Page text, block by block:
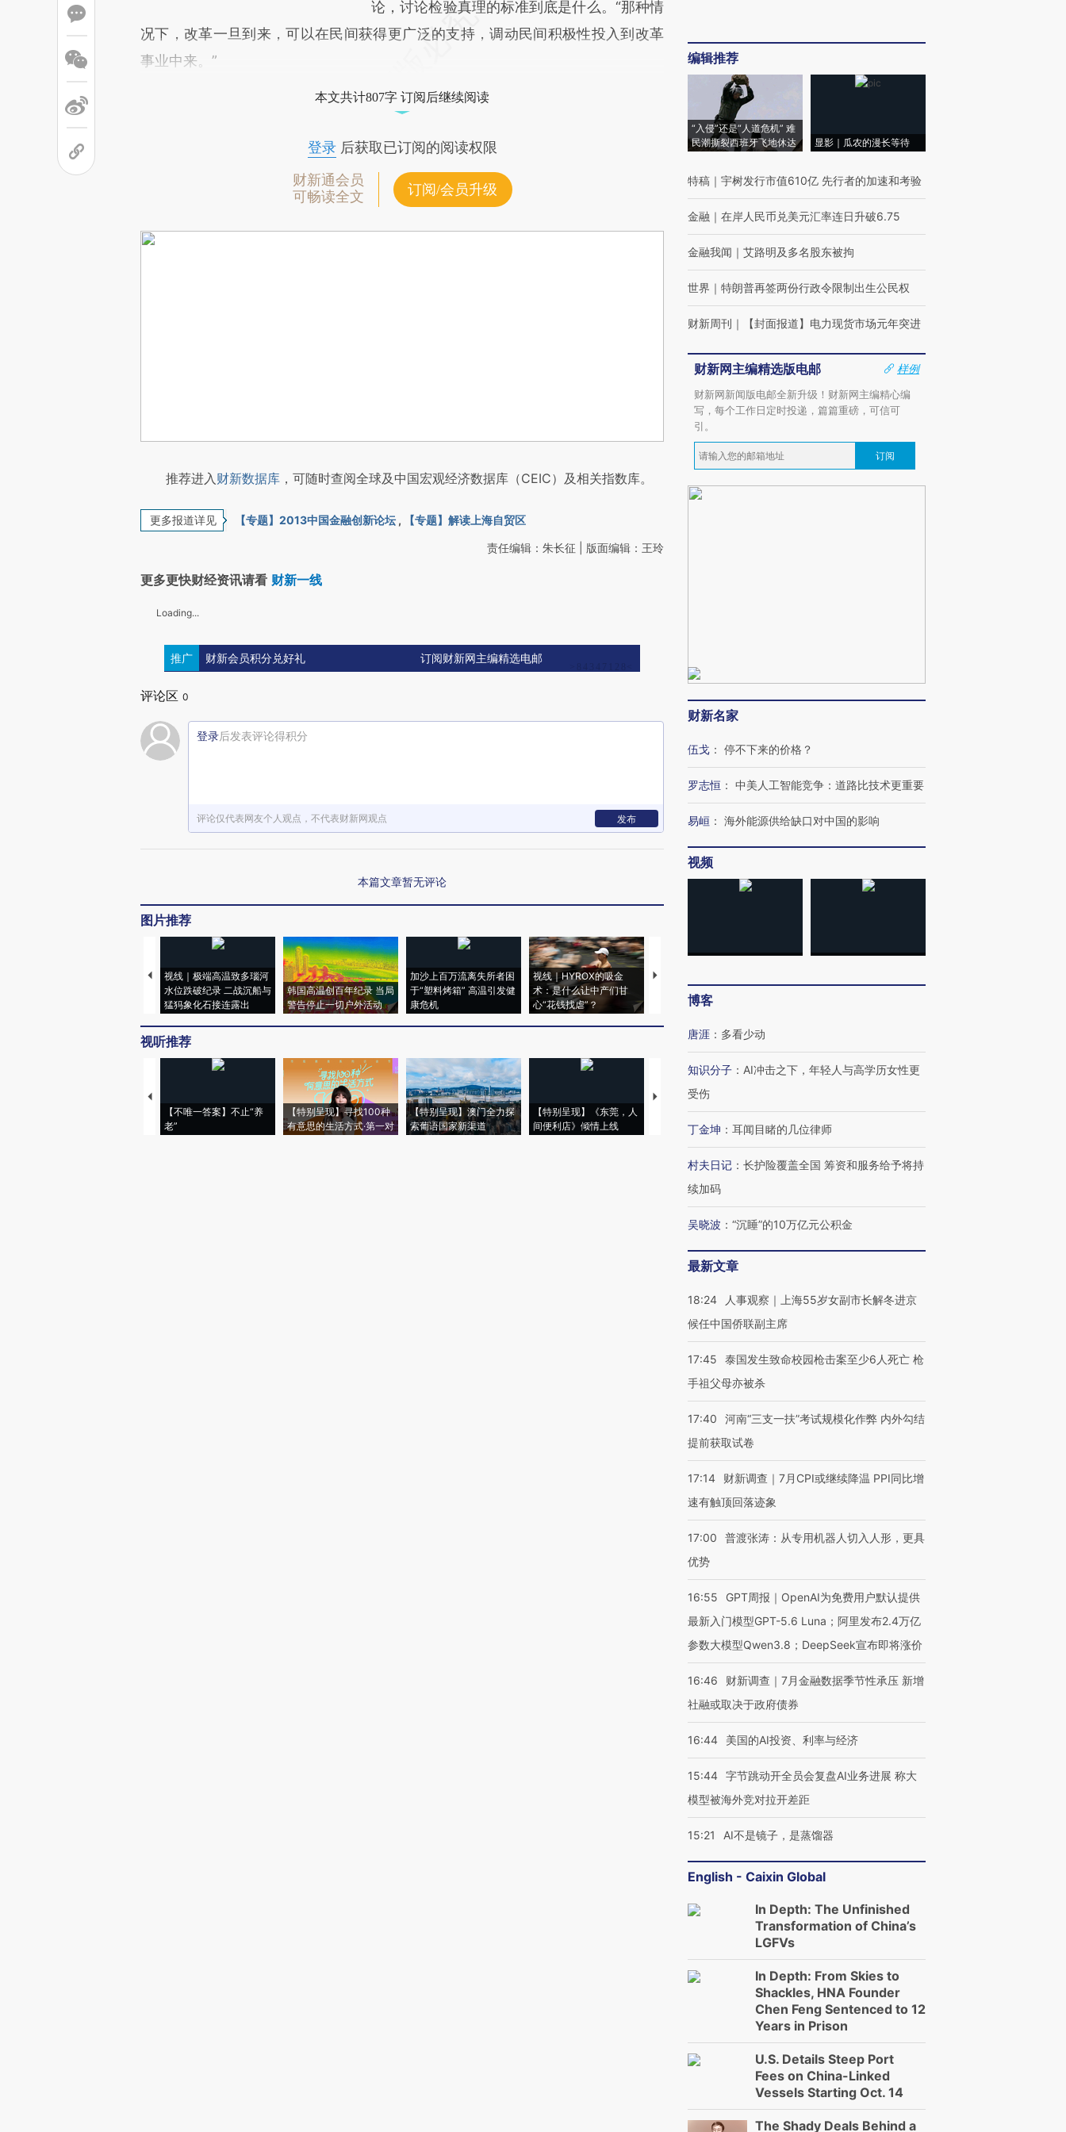
论，讨论检验真理的标准到底是什么。“那种情
况下，改革一旦到来，可以在民间获得更广泛的支持，调动民间积极性投入到改革
事业中来。”
本文共计807字 订阅后继续阅读
登录后获取已订阅的阅读权限
财新通会员
可畅读全文
订阅/会员升级
推荐进入财新数据库 ，可随时查阅全球及中国宏观经济数据库（CEIC）及相关指数库。
更多报道详见 【专题】2013中国金融创新论坛 , 【专题】解读上海自贸区
责任编辑：朱长征 | 版面编辑：王玲
更多更快财经资讯请看 财新一线
Loading...
推广 财新会员积分兑好礼 订阅财新网主编精选电邮
评论区 0
登录后发表评论得积分
评论仅代表网友个人观点，不代表财新网观点 发布
本篇文章暂无评论
图片推荐
视线｜极端高温致多瑙河
水位跌破纪录 二战沉船与
猛犸象化石接连露出
韩国高温创百年纪录 当局
警告停止一切户外活动
加沙上百万流离失所者困
于“塑料烤箱” 高温引发健
康危机
视线｜HYROX的吸金
术：是什么让中产们甘
心“花钱找虐”？
马航飞行员跨国走私7万
粒摇头丸 尿检体内含3种
视听推荐
【不唯一答案】不止“养
老”
【特别呈现】寻找100种
有意思的生活方式·第一对
【特别呈现】澳门全力探
索葡语国家新渠道
【特别呈现】《东莞，人
间便利店》倾情上线
【推广】走进第四届链博
会，让数智科技“链”接产
【特别呈现】寻找100种
有意思的生活方式·第三对
CFO：不靠规模取胜，华
编辑推荐
“入侵”还是“人道危机” 难
民潮撕裂西班牙飞地休达
显影｜瓜农的漫长等待
特稿 ｜ 宇树发行市值610亿 先行者的加速和考验
金融 ｜ 在岸人民币兑美元汇率连日升破6.75
金融我闻 ｜ 艾路明及多名股东被拘
世界 ｜ 特朗普再签两份行政令限制出生公民权
财新周刊 ｜ 【封面报道】电力现货市场元年突进
财新网主编精选版电邮
样例
财新网新闻版电邮全新升级！财新网主编精心编
写，每个工作日定时投递，篇篇重磅，可信可
引。
订阅
财新名家
伍戈 ： 停不下来的价格？
罗志恒 ： 中美人工智能竞争：道路比技术更重要
易峘 ： 海外能源供给缺口对中国的影响
视频
博客
唐涯 ： 多看少动
知识分子 ： AI冲击之下，年轻人与高学历女性更
受伤
丁金坤 ： 耳闻目睹的几位律师
村夫日记 ： 长护险覆盖全国 筹资和服务给予将持
续加码
吴晓波 ： “沉睡”的10万亿元公积金
最新文章
18:24
人事观察｜上海55岁女副市长解冬进京
候任中国侨联副主席
17:45
泰国发生致命校园枪击案至少6人死亡 枪
手祖父母亦被杀
17:40
河南“三支一扶”考试规模化作弊 内外勾结
提前获取试卷
17:14
财新调查｜7月CPI或继续降温 PPI同比增
速有触顶回落迹象
17:00
普渡张涛：从专用机器人切入人形，更具
优势
16:55
GPT周报｜OpenAI为免费用户默认提供
最新入门模型GPT-5.6 Luna；阿里发布2.4万亿
参数大模型Qwen3.8；DeepSeek宣布即将涨价
16:46
财新调查｜7月金融数据季节性承压 新增
社融或取决于政府债券
16:44 美国的AI投资、利率与经济
15:44 字节跳动开全员会复盘AI业务进展 称大
模型被海外竞对拉开差距
15:21 AI不是镜子，是蒸馏器
English - Caixin Global
In Depth: The Unfinished
Transformation of China’s
LGFVs
In Depth: From Skies to
Shackles, HNA Founder
Chen Feng Sentenced to 12
Years in Prison
U.S. Details Steep Port
Fees on China-Linked
Vessels Starting Oct. 14
The Shady Deals Behind a